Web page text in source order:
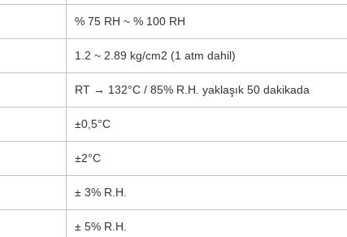
% 75 RH ~ % 100 RH
1.2 ~ 2.89 kg/cm2 (1 atm dahil)
RT → 132°C / 85% R.H. yaklaşık 50 dakikada
±0,5°C
±2°C
± 3% R.H.
± 5% R.H.